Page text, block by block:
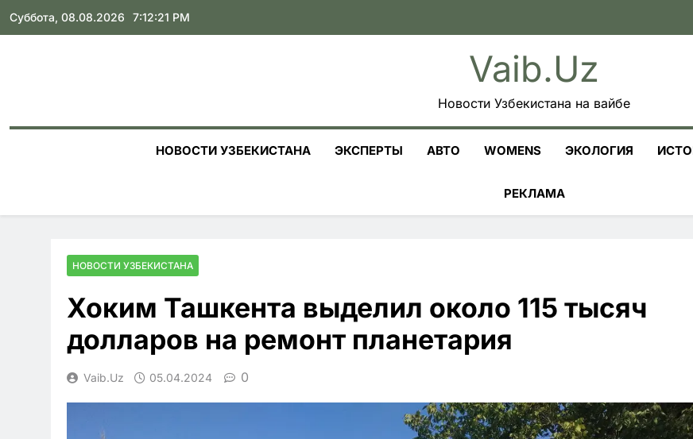
Skip
Суббота, 08.08.2026 7:12:22 PM
Vaib.uz
Новости Узбекистана на вайбе
НОВОСТИ УЗБЕКИСТАНА ЭКСПЕРТЫ АВТО WOMENS ЭКОЛОГИЯ
РЕКЛАМА
НОВОСТИ УЗБЕКИСТАНА
Хоким Ташкента выделил около 115 тысяч
долларов на ремонт планетария
Vaib.uz 05.04.2024 0